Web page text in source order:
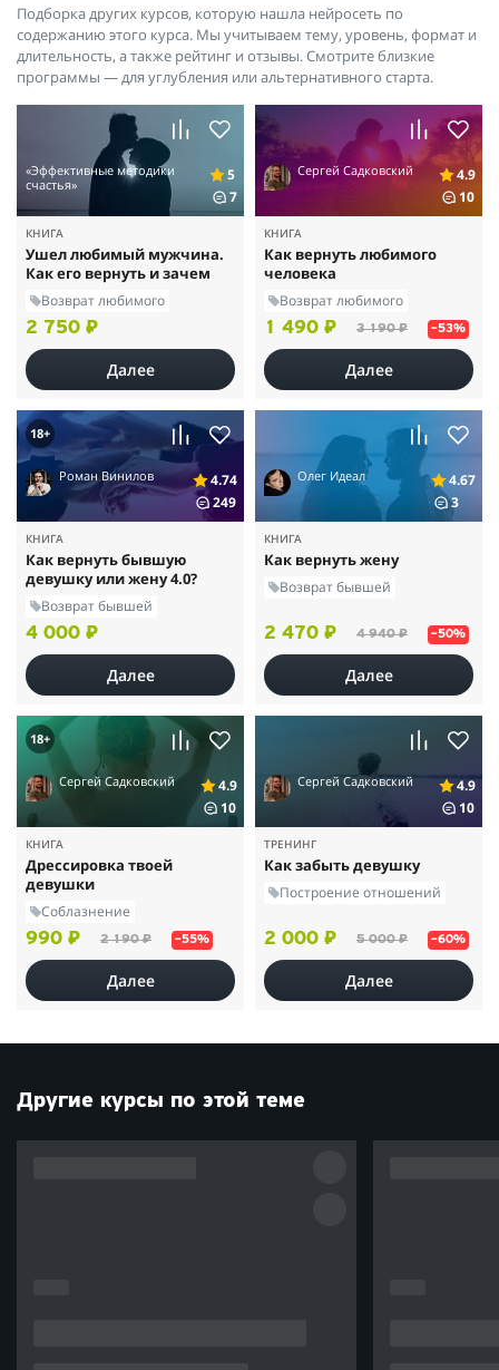
Хочу сказать спасибо за отличный материал и пожелать
успехов авторам книги.
Подборка других курсов, которую нашла нейросеть по
содержанию этого курса. Мы учитываем тему, уровень, формат и
длительность, а также рейтинг и отзывы. Смотрите близкие
программы — для углубления или альтернативного старта.
«Эффективные методики
счастья»
5
7
КНИГА
Ушел любимый мужчина.
Как его вернуть и зачем
Возврат любимого
2 750 ₽
Далее
Сергей Садковский
4.9
10
КНИГА
Как вернуть любимого
человека
Возврат любимого
1 490 ₽ 3 190 ₽ –53%
Далее
18+
Роман Винилов
4.74
249
КНИГА
Как вернуть бывшую
девушку или жену 4.0?
Возврат бывшей
4 000 ₽
Далее
Олег Идеал
4.67
3
КНИГА
Как вернуть жену
Возврат бывшей
2 470 ₽ 4 940 ₽ –50%
Далее
18+
Сергей Садковский
4.9
10
КНИГА
Дрессировка твоей
девушки
Соблазнение
990 ₽ 2 190 ₽ –55%
Далее
Сергей Садковский
4.9
10
ТРЕНИНГ
Как забыть девушку
Построение отношений
2 000 ₽ 5 000 ₽ –60%
Далее
Другие курсы по этой теме